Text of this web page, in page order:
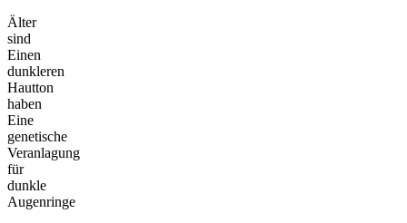
Älter
sind
Einen
dunkleren
Hautton
haben
Eine
genetische
Veranlagung
für
dunkle
Augenringe